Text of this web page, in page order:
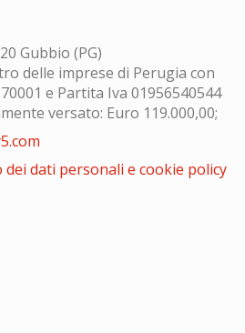
Gubbio (PG)
delle imprese di Perugia con
e Partita Iva 01956540544
versato: Euro 119.000,00;
dati personali e cookie policy